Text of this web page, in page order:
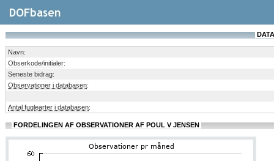
Navn:
Obserkode/initialer:
Seneste bidrag:
Observationer i databasen:
Antal fuglearter i databasen:
FORDELINGEN AF OBSERVATIONER AF POUL V JENSEN